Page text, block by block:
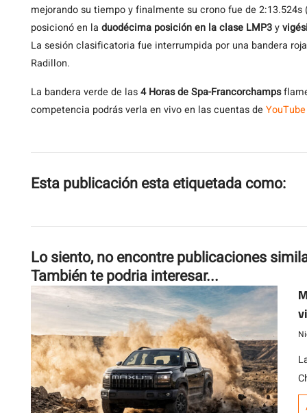
mejorando su tiempo y finalmente su crono fue de
posicionó en la duodécima posición en la clase LMP3y
La sesión clasificatoria fue interrumpida por una bandera
Radillon.
La bandera verde de las4 Horas de Spa-Francorchamps
competencia podrás verla en vivo en las cuentas de YouTube
Esta publicación esta etiquetada como:
Lo siento, no encontre publicaciones
También te podria interesar...